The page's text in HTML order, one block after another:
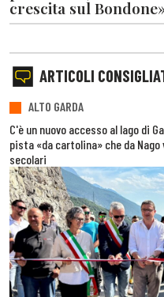
crescita sul
ARTICOLI
ALTO GARDA
C'è un nuovo accesso al lago di
pista «da cartolina» che da
secolari